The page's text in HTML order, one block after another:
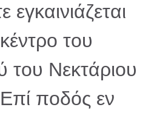
εγκαινιάζεται
του
Νεκτάριου
ποδός εν